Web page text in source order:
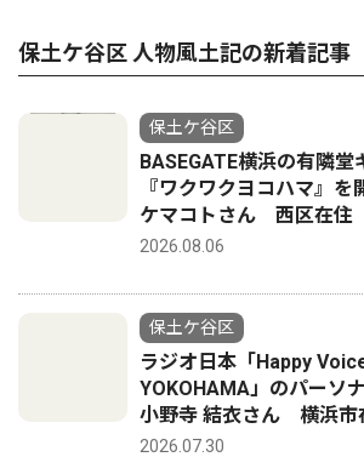
保土ケ谷区 人物風土記の新着記事
保土ケ谷区
BASEGATE横浜の有隣
『ワクワクヨコハマ』
ケマコトさん 西区在住
2026.08.06
保土ケ谷区
ラジオ日本「Happy
YOKOHAMA」のパーソ
小野寺 結衣さん 横浜
2026.07.30